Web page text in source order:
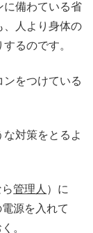
に備わている省
、人より身体の
るのです。
ンをつけている
対策をとるよ
ら管理人 ）に
源を入れて
。